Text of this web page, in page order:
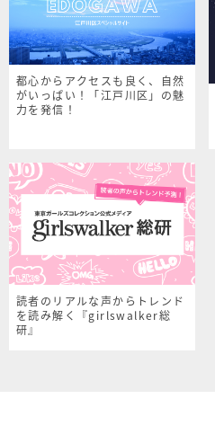
都心からアクセスも良く、自然
がいっぱい！「江戸川区」の魅
力を発信！
読者のリアルな声からトレンド
を読み解く『girlswalker総
研』